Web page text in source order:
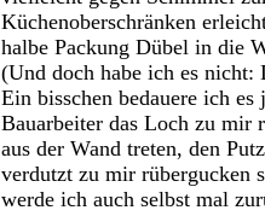
Küchenoberschränken
halbe Packung Dübel in die
(Und doch habe ich es
Ein bisschen bedauere ich
Bauarbeiter das Loch zu mir
aus der Wand treten, den
verdutzt zu mir
werde ich auch selbst mal